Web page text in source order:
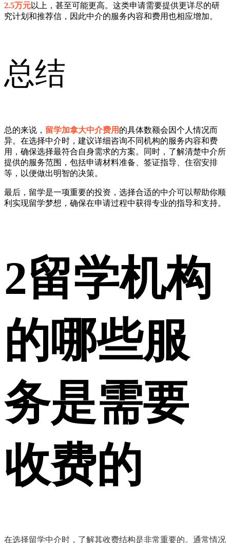
2.5万元以上，甚至可能更高。这类申请需要提供更详尽的研
究计划和推荐信，因此中介的服务内容和费用也相应增加。
总结
总的来说， 留学加拿大中介费用 的具体数额会因个人情况而
异。在选择中介时，建议详细咨询不同机构的服务内容和费
用，确保选择最符合自身需求的方案。同时，了解清楚中介所
提供的服务范围，包括申请材料准备、签证指导、住宿安排
等，以便做出明智的决策。
最后，留学是一项重要的投资，选择合适的中介可以帮助你顺
利实现留学梦想，确保在申请过程中获得专业的指导和支持。
2留学机构
的哪些服
务是需要
收费的
在选择留学中介时，了解其收费结构是非常重要的。通常情况